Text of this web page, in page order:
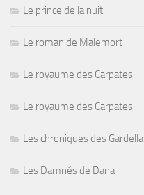
Le prince de la nuit
Le roman de Malemort
Le royaume des Carpates
Le royaume des Carpates
Les chroniques des Gardella
Les Damnés de Dana